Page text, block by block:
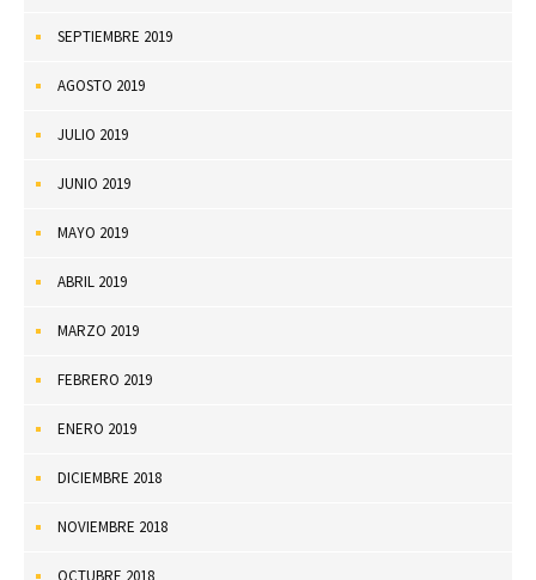
SEPTIEMBRE 2019
AGOSTO 2019
JULIO 2019
JUNIO 2019
MAYO 2019
ABRIL 2019
MARZO 2019
FEBRERO 2019
ENERO 2019
DICIEMBRE 2018
NOVIEMBRE 2018